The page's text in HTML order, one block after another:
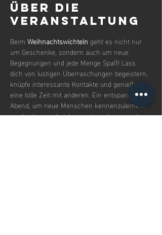
Über die
Veranstaltung
Beim Weihnachtswichteln geht es nicht nur
um Geschenke, sondern auch um neue
Begegnungen und jede Menge Spaß! Lass
dich von lustigen Überraschungen begeistern,
knüpfe interessante Kontakte und genieße
eine tolle Zeit mit anderen. Ein entspannter
Abend, um neue Menschen kennenzulernen,
zu plaudern und sich auszutauschen – und